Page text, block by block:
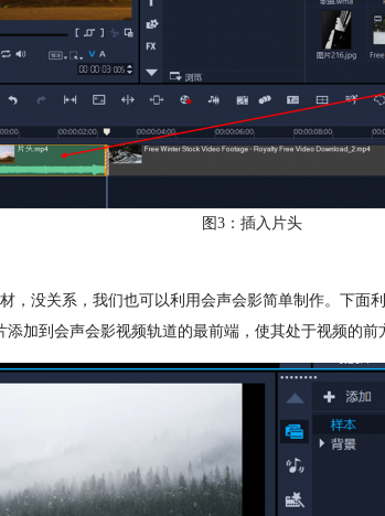
图3：插入片头
，没关系，我们也可以利用会声会影简单制作。下面
加到会声会影视频轨道的最前端，使其处于视频的前